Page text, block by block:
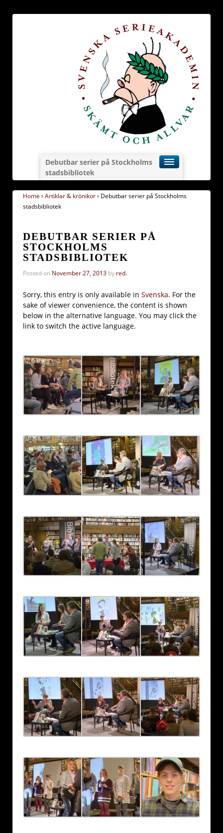
Debutbar serier på Stockholms
stadsbibliotek
Home › Artiklar & krönikor› Debutbar serier på Stockholms
stadsbibliotek
DEBUTBAR SERIER PÅ
STOCKHOLMS
STADSBIBLIOTEK
Posted on November 27, 2013 by red.
Sorry, this entry is only available in Svenska. For the
sake of viewer convenience, the content is shown
below in the alternative language. You may click the
link to switch the active language.